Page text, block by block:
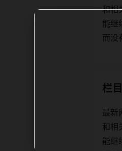
和相
能继
而没
栏
最新
和相
能继